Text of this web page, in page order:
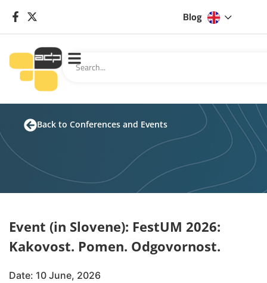
Blog
Back to Conferences and Events
Event (in Slovene): FestUM 2026:
Kakovost. Pomen. Odgovornost.
Date: 10 June, 2026